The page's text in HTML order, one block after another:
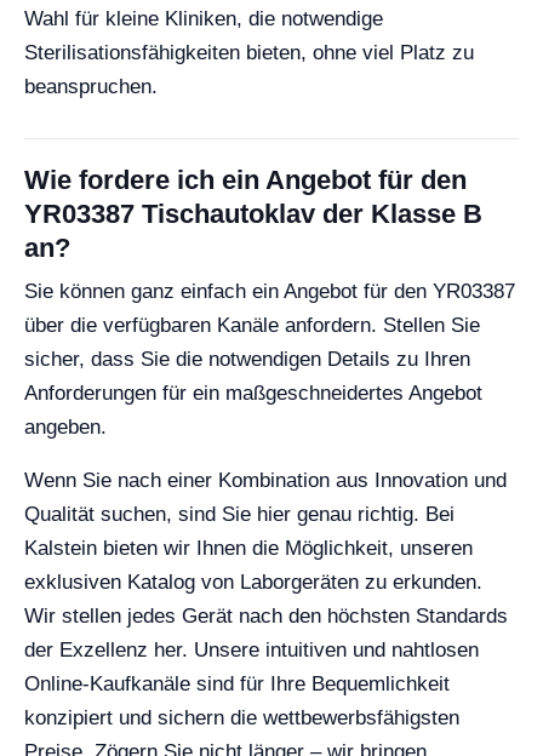
Wahl für kleine Kliniken, die notwendige
Sterilisationsfähigkeiten bieten, ohne viel Platz zu
beanspruchen.
Wie fordere ich ein Angebot für den
YR03387 Tischautoklav der Klasse B
an?
Sie können ganz einfach ein Angebot für den YR03387
über die verfügbaren Kanäle anfordern. Stellen Sie
sicher, dass Sie die notwendigen Details zu Ihren
Anforderungen für ein maßgeschneidertes Angebot
angeben.
Wenn Sie nach einer Kombination aus Innovation und
Qualität suchen, sind Sie hier genau richtig. Bei
Kalstein bieten wir Ihnen die Möglichkeit, unseren
exklusiven Katalog von Laborgeräten zu erkunden.
Wir stellen jedes Gerät nach den höchsten Standards
der Exzellenz her. Unsere intuitiven und nahtlosen
Online-Kaufkanäle sind für Ihre Bequemlichkeit
konzipiert und sichern die wettbewerbsfähigsten